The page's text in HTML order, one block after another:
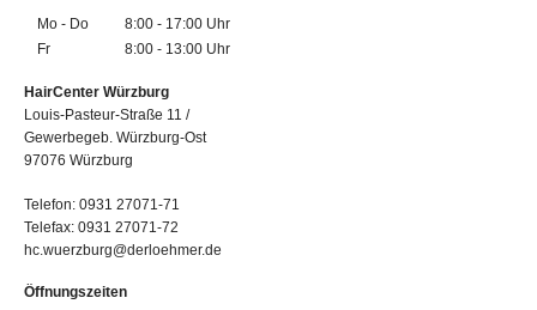
Mo - Do
8:00 - 17:00 Uhr
Fr
8:00 - 13:00 Uhr
HairCenter Würzburg
Louis-Pasteur-Straße 11 /
Gewerbegeb. Würzburg-Ost
97076 Würzburg
Telefon: 0931 27071-71
Telefax: 0931 27071-72
hc.wuerzburg@derloehmer.de
Öffnungszeiten